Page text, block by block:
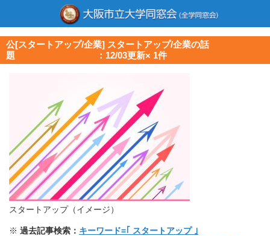
公[スタートアップ/企業] スタートアップ/企業の話
題 ：12/03更新× 1件
スタートアップ（イメージ）
※ 過去記事検索： キーワード=｢ スタートアップ ｣